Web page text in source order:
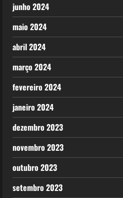
junho 2024
maio 2024
abril 2024
março 2024
fevereiro 2024
janeiro 2024
dezembro 2023
novembro 2023
outubro 2023
setembro 2023